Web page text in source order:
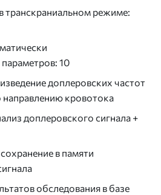
режиме:
10
доплеровских частот
направлению кровотока
доплеровского сигнала +
в памяти
обследования в базе